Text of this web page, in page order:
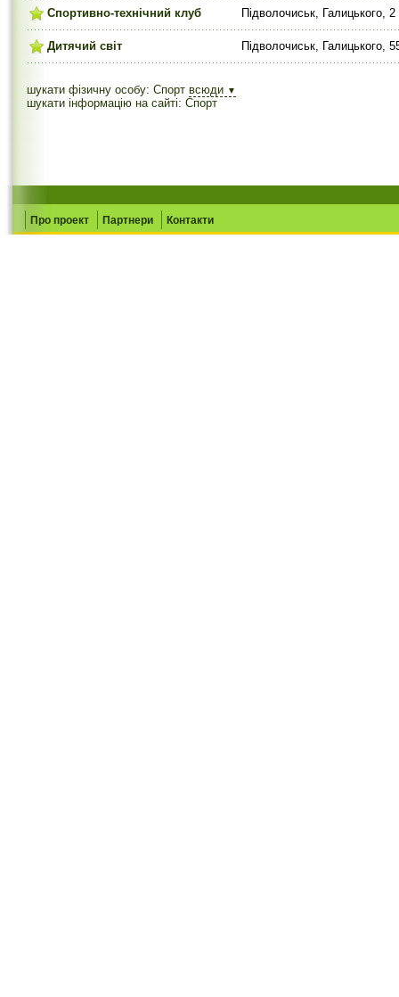
Спортивно-технічний клуб Підволочиськ, Галицького, 2
Дитячий світ Підволочиськ, Галицького,
шукати фізичну особу: Спорт всюди ▼
шукати інформацію на сайті: Спорт
Про проект Партнери Контакти